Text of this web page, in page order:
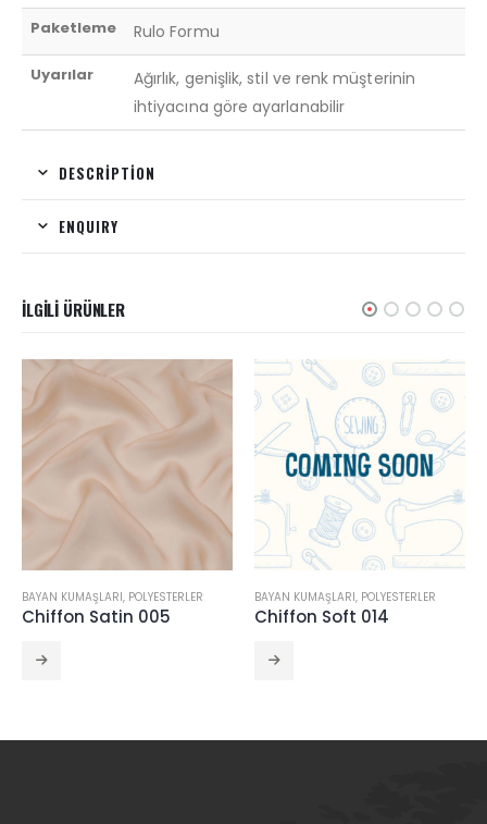
Paketleme
Rulo Formu
Uyarılar
Ağırlık, genişlik, stil ve renk müşterinin
ihtiyacına göre ayarlanabilir
DESCRIPTION
ENQUIRY
İLGILI ÜRÜNLER
BAYAN KUMAŞLARI ,POLYESTERLER
Chiffon Soft 014
BAYAN KUMAŞLARI ,POLYESTERLER
Plaza